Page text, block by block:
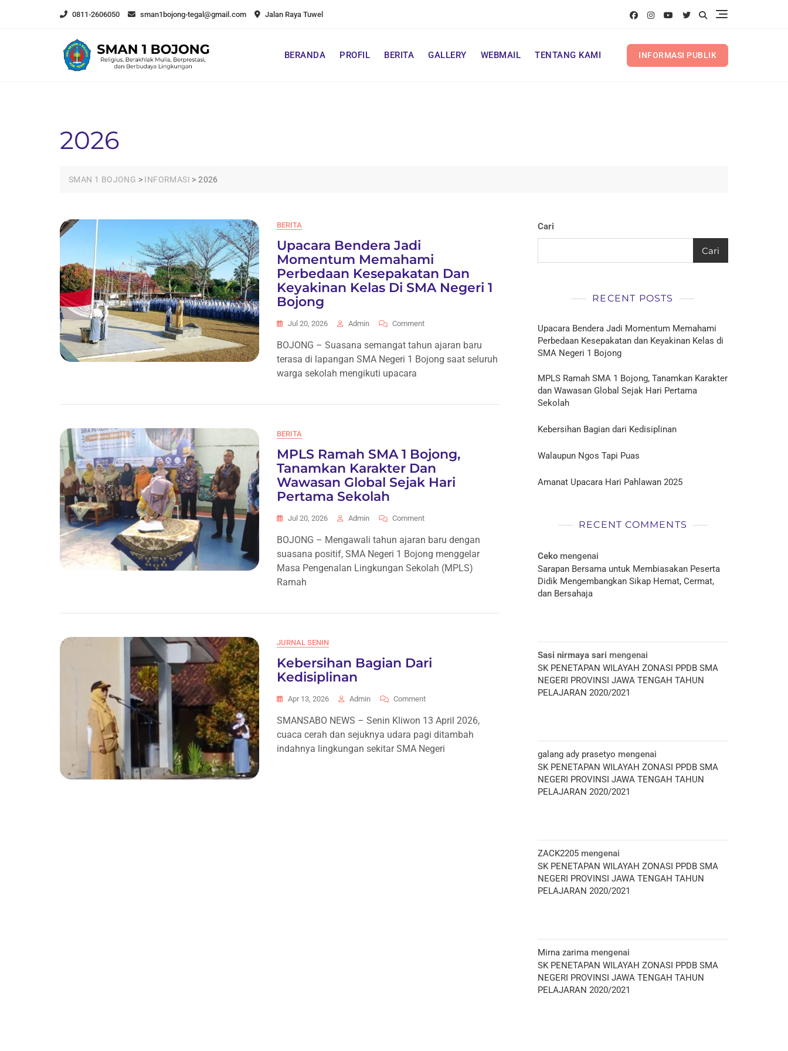
0811-2606050 sman1bojong-tegal@gmail.com Jalan Raya Tuwel
BERANDA PROFIL BERITA GALLERY WEBMAIL TENTANG KAMI INFORMASI PUBLIK
2026
SMAN 1 BOJONG > INFORMASI >2026
BERITA
Upacara Bendera Jadi
Momentum Memahami
Perbedaan Kesepakatan Dan
Keyakinan Kelas Di SMA Negeri 1
Bojong
Jul 20, 2026 Admin CommentOn
Bendera
Jadi
Kesepakatan
Di
SMA
Negeri
1
BOJONG – Suasana semangat tahun ajaran baru
terasa di lapangan SMA Negeri 1 Bojong saat seluruh
warga sekolah mengikuti upacara
BERITA
MPLS Ramah SMA 1 Bojong,
Tanamkan Karakter Dan
Wawasan Global Sejak Hari
Pertama Sekolah
Jul 20, 2026 Admin CommentOn
Ramah
SMA
1
Bojong,
Dan
Hari
Pertama
BOJONG – Mengawali tahun ajaran baru dengan
suasana positif, SMA Negeri 1 Bojong menggelar
Masa Pengenalan Lingkungan Sekolah (MPLS)
Ramah
JURNAL SENIN
Kebersihan Bagian Dari
Kedisiplinan
Apr 13, 2026 Admin CommentOn
Bagian
Dari
Kedisiplinan
SMANSABO NEWS – Senin Kliwon 13 April 2026,
cuaca cerah dan sejuknya udara pagi ditambah
indahnya lingkungan sekitar SMA Negeri
Cari
Cari
RECENT POSTS
Upacara Bendera Jadi Momentum Memahami
Perbedaan Kesepakatan dan Keyakinan Kelas di
SMA Negeri 1 Bojong
MPLS Ramah SMA 1 Bojong, Tanamkan Karakter
dan Wawasan Global Sejak Hari Pertama
Sekolah
Kebersihan Bagian dari Kedisiplinan
Walaupun Ngos Tapi Puas
Amanat Upacara Hari Pahlawan 2025
RECENT COMMENTS
Ceko mengenai
Sarapan Bersama untuk Membiasakan Peserta
Didik Mengembangkan Sikap Hemat, Cermat,
dan Bersahaja
Sasi nirmaya sari mengenai
SK PENETAPAN WILAYAH ZONASI PPDB SMA
NEGERI PROVINSI JAWA TENGAH TAHUN
PELAJARAN 2020/2021
galang ady prasetyo mengenai
SK PENETAPAN WILAYAH ZONASI PPDB SMA
NEGERI PROVINSI JAWA TENGAH TAHUN
PELAJARAN 2020/2021
ZACK2205 mengenai
SK PENETAPAN WILAYAH ZONASI PPDB SMA
NEGERI PROVINSI JAWA TENGAH TAHUN
PELAJARAN 2020/2021
Mirna zarima mengenai
SK PENETAPAN WILAYAH ZONASI PPDB SMA
NEGERI PROVINSI JAWA TENGAH TAHUN
PELAJARAN 2020/2021